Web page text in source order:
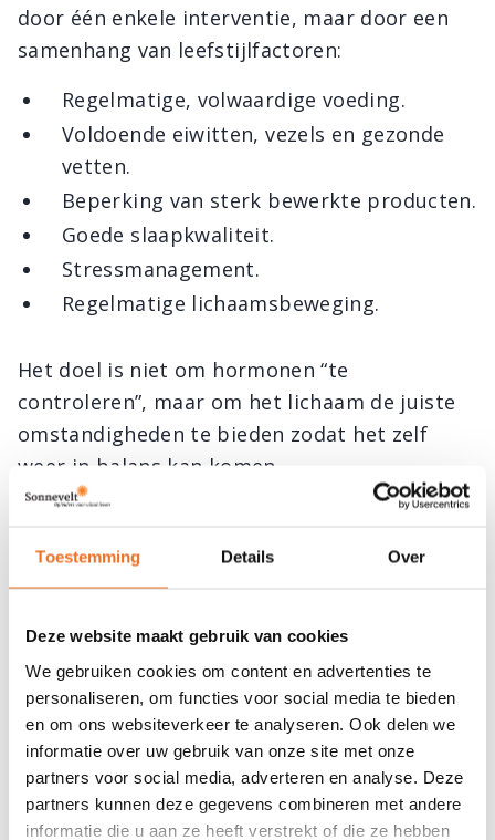
Toestemming Details Over
Deze website maakt gebruik van cookies
We gebruiken cookies om content en advertenties te
personaliseren, om functies voor social media te bieden
en om ons websiteverkeer te analyseren. Ook delen we
informatie over uw gebruik van onze site met onze
partners voor social media, adverteren en analyse. Deze
partners kunnen deze gegevens combineren met andere
informatie die u aan ze heeft verstrekt of die ze hebben
door één enkele interventie, maar door een
samenhang van leefstijlfactoren:
Regelmatige, volwaardige voeding.
Voldoende eiwitten, vezels en gezonde
vetten.
Beperking van sterk bewerkte producten.
Goede slaapkwaliteit.
Stressmanagement.
Regelmatige lichaamsbeweging.
Het doel is niet om hormonen “te
controleren”, maar om het lichaam de juiste
omstandigheden te bieden zodat het zelf
weer in balans kan komen.
Hormonen spelen een centrale rol in de
regulatie van ons gewicht. Ze beïnvloeden
niet alleen hoeveel we eten, maar ook hoe ons
verstoring in de hormoonbalans – door
voeding, stress, slaapgebrek of andere
factoren – kan bijdragen aan overgewicht.
Door aandacht te besteden aan een gezonde
leefstijl en signalen van het lichaam serieus te
nemen, kunnen we dit verfijnde systeem